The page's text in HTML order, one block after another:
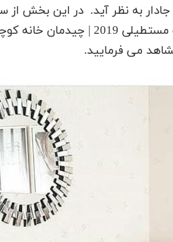
به نظر آید. در این بخش